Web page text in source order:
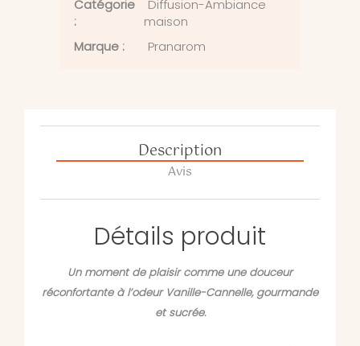
Catégorie
:
Diffusion-Ambiance
maison
Marque :
Pranarom
Description
Avis
Détails produit
Un moment de plaisir comme une douceur
réconfortante à l’odeur Vanille-Cannelle, gourmande
et sucrée.